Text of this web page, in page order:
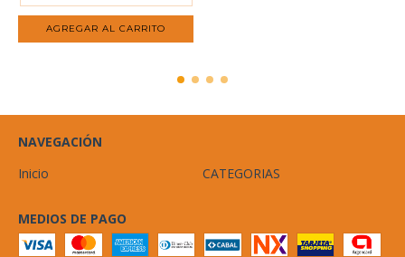
NAVEGACIÓN
Inicio
CATEGORIAS
MEDIOS DE PAGO